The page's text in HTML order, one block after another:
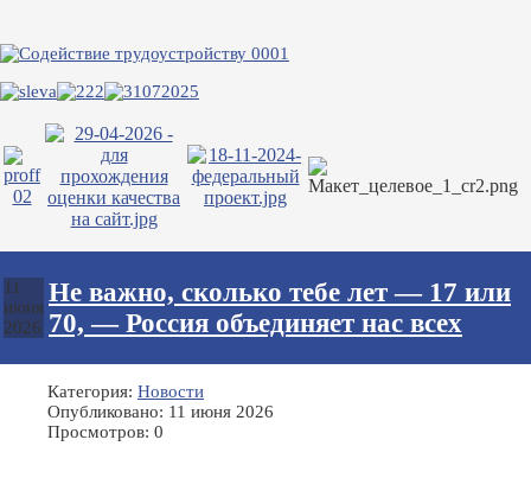
11
июня
2026
Не важно, сколько тебе лет — 17 или
70, — Россия объединяет нас всех
Категория: Новости
Опубликовано: 11 июня 2026
Просмотров: 0